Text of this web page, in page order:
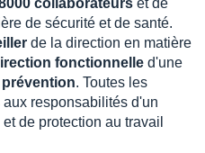
collaborateurs et de
de sécurité et de santé.
de la direction en matière
fonctionnelle d'une
. Toutes les
responsabilités d'un
de protection au travail